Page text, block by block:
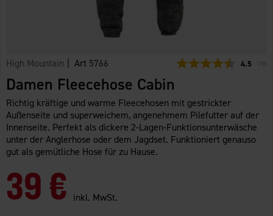
High Mountain | Art 5766 4.5
Damen Fleecehose Cabin
Richtig kräftige und warme Fleecehosen mit gestrickter
Außenseite und superweichem, angenehmem Pilefutter auf der
Innenseite. Perfekt als dickere 2-Lagen-Funktionsunterwäsche
unter der Anglerhose oder dem Jagdset. Funktioniert genauso
gut als gemütliche Hose für zu Hause.
39 € inkl. MwSt.